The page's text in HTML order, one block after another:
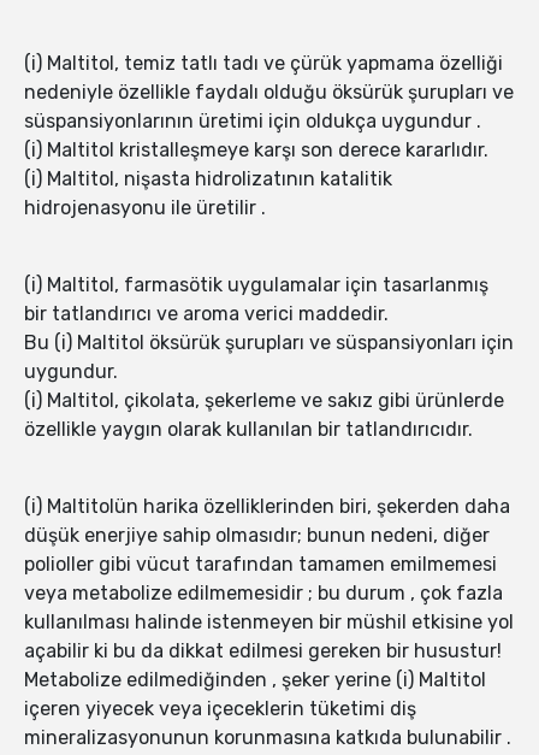
(i) Maltitol, temiz tatlı tadı ve çürük yapmama özelliği
nedeniyle özellikle faydalı olduğu öksürük şurupları ve
süspansiyonlarının üretimi için oldukça uygundur .
(i) Maltitol kristalleşmeye karşı son derece kararlıdır.
(i) Maltitol, nişasta hidrolizatının katalitik
hidrojenasyonu ile üretilir .
(i) Maltitol, farmasötik uygulamalar için tasarlanmış
bir tatlandırıcı ve aroma verici maddedir.
Bu (i) Maltitol öksürük şurupları ve süspansiyonları için
uygundur.
(i) Maltitol, çikolata, şekerleme ve sakız gibi ürünlerde
özellikle yaygın olarak kullanılan bir tatlandırıcıdır.
(i) Maltitolün harika özelliklerinden biri, şekerden daha
düşük enerjiye sahip olmasıdır; bunun nedeni, diğer
polioller gibi vücut tarafından tamamen emilmemesi
veya metabolize edilmemesidir ; bu durum , çok fazla
kullanılması halinde istenmeyen bir müshil etkisine yol
açabilir ki bu da dikkat edilmesi gereken bir husustur!
Metabolize edilmediğinden , şeker yerine (i) Maltitol
içeren yiyecek veya içeceklerin tüketimi diş
mineralizasyonunun korunmasına katkıda bulunabilir .